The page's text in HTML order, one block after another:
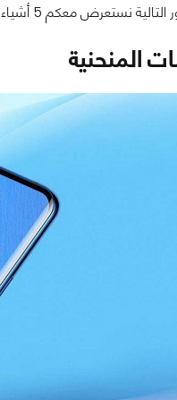
معكم 5 أشياء استغلتها الشركات لخداع المستخدمين.
المنحنية